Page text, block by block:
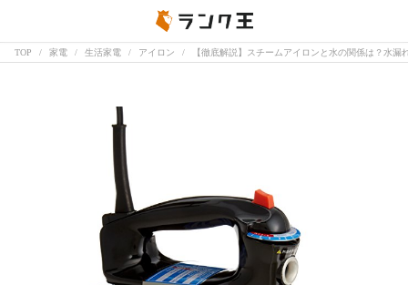
TOP 家電 生活家電 アイロン 【徹底解説】スチームアイロンと水の関係は？水漏